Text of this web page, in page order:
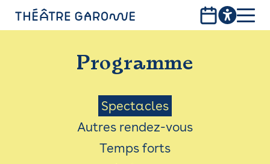
PROGRAMME
INFOS PRATIQUES
AVEC LES PUBLICS
ACCESSIBILITÉ
LES PRODUCTIONS
Programme
Menu
Saison
Spectacles
Autres rendez-vous
Temps forts